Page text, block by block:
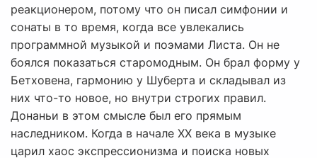
реакционером, потому что он писал симфонии и
сонаты в то время, когда все увлекались
программной музыкой и поэмами Листа. Он не
боялся показаться старомодным. Он брал форму у
Бетховена, гармонию у Шуберта и складывал из
них что-то новое, но внутри строгих правил.
Донаньи в этом смысле был его прямым
наследником. Когда в начале XX века в музыке
царил хаос экспрессионизма и поиска новых